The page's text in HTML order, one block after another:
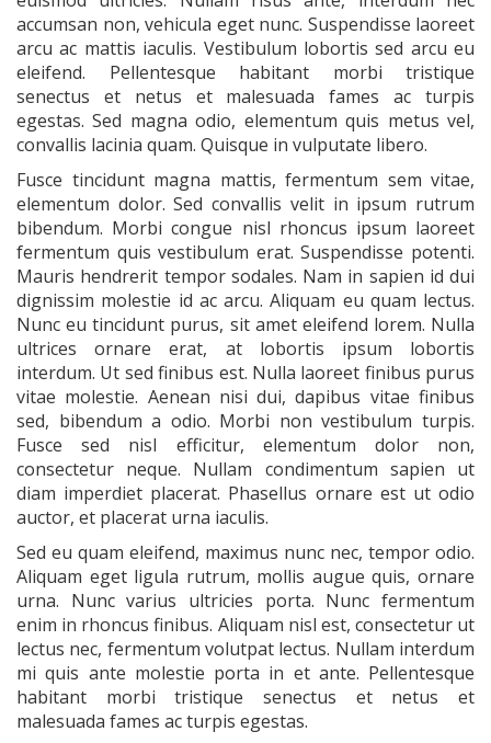
accumsan non, vehicula eget nunc. Suspendisse laoreet
arcu ac mattis iaculis. Vestibulum lobortis sed arcu eu
eleifend. Pellentesque habitant morbi tristique
senectus et netus et malesuada fames ac turpis
egestas. Sed magna odio, elementum quis metus vel,
convallis lacinia quam. Quisque in vulputate libero.
Fusce tincidunt magna mattis, fermentum sem vitae,
elementum dolor. Sed convallis velit in ipsum rutrum
bibendum. Morbi congue nisl rhoncus ipsum laoreet
fermentum quis vestibulum erat. Suspendisse potenti.
Mauris hendrerit tempor sodales. Nam in sapien id dui
dignissim molestie id ac arcu. Aliquam eu quam lectus.
Nunc eu tincidunt purus, sit amet eleifend lorem. Nulla
ultrices ornare erat, at lobortis ipsum lobortis
interdum. Ut sed finibus est. Nulla laoreet finibus purus
vitae molestie. Aenean nisi dui, dapibus vitae finibus
sed, bibendum a odio. Morbi non vestibulum turpis.
Fusce sed nisl efficitur, elementum dolor non,
consectetur neque. Nullam condimentum sapien ut
diam imperdiet placerat. Phasellus ornare est ut odio
auctor, et placerat urna iaculis.
Sed eu quam eleifend, maximus nunc nec, tempor odio.
Aliquam eget ligula rutrum, mollis augue quis, ornare
urna. Nunc varius ultricies porta. Nunc fermentum
enim in rhoncus finibus. Aliquam nisl est, consectetur ut
lectus nec, fermentum volutpat lectus. Nullam interdum
mi quis ante molestie porta in et ante. Pellentesque
habitant morbi tristique senectus et netus et
malesuada fames ac turpis egestas.